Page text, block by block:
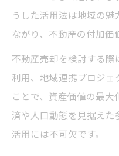
うした活用法は地域の
ながり、不動産の付加価
不動産売却を検討する
利用、地域連携プロジェ
ことで、資産価値の最
済や人口動態を見据え
活用には不可欠です。